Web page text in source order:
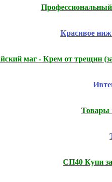
Красивое
маг - Крем от трещин
Товары
СП40 Купи